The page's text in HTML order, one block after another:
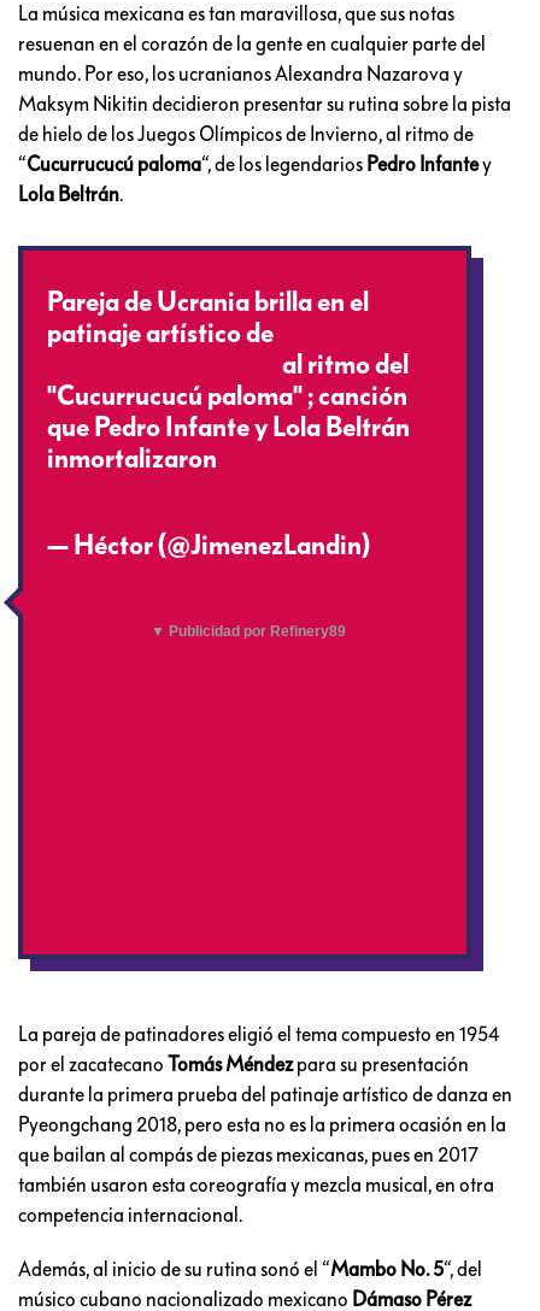
La música mexicana es tan maravillosa, que sus notas
resuenan en el corazón de la gente en cualquier parte del
mundo. Por eso, los ucranianos Alexandra Nazarova y
Maksym Nikitin decidieron presentar su rutina sobre la pista
de hielo de los Juegos Olímpicos de Invierno, al ritmo de
“Cucurrucucú paloma“, de los legendarios Pedro Infantey
Lola Beltrán.
Pareja de Ucrania brilla en el
patinaje artístico de
al ritmo del
"Cucurrucucú paloma" ️; canción
que Pedro Infante y Lola Beltrán
inmortalizaron
— Héctor (@JimenezLandin)
▼ Publicidad por Refinery89
La pareja de patinadores eligió el tema compuesto en 1954
por el zacatecano Tomás Méndezpara su presentación
durante la primera prueba del patinaje artístico de danza en
Pyeongchang 2018, pero esta no es la primera ocasión en la
que bailan al compás de piezas mexicanas, pues en 2017
también usaron esta coreografía y mezcla musical, en otra
competencia internacional.
Además, al inicio de su rutina sonó el “Mambo No. 5“, del
músico cubano nacionalizado mexicano Dámaso Pérez